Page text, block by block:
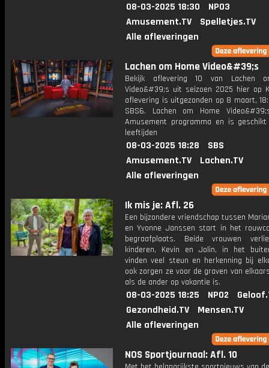
08-03-2025 18:30
NPO3
Amusement.TV
Spelletjes.TV
Alle afleveringen
Lachen om Home Video&#39;s
Bekijk aflevering 10 van Lachen
Video&#39;s uit seizoen 2025 hier op
aflevering is uitgezonden op 8 maart,
SBS6. Lachen om Home
Amusement programma en is
leeftijden
08-03-2025 18:28
SBS
Amusement.TV
Lachen.TV
Alle afleveringen
Ik mis je: Afl. 26
Een bijzondere vriendschap tussen
en Yvonne Janssen start in het
begraafplaats. Beide vrouwen
kinderen, Kevin en Jolin, in het
vinden veel steun en herkenning bij
ook zorgen ze voor de graven van
als de ander op vakantie is.
08-03-2025 18:25 NPO2
Gezondheid.TV
Mensen.TV
Alle afleveringen
NOS Sportjournaal: Afl. 10